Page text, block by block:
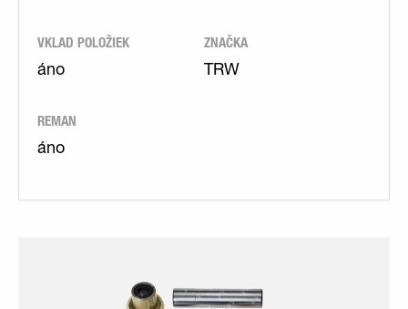
VKLAD POLOŽIEK
áno
ZNAČKA
TRW
REMAN
áno